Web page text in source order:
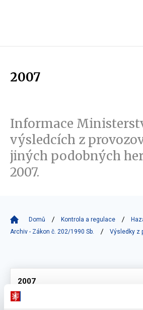
2007
Informace
výsledcích z
jiných podobných
2007.
Domů Kontrola a regulace
Archiv - Zákon č. 202/1990 Sb.
Výsledky z
Vyberte
2007